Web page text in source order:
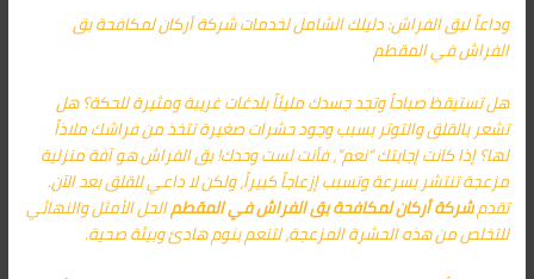
وداعاً لبق الفراش: دليلك الشامل لخدمات شركة أركان لمكافحة بق
الفراش في المقطم
هل تستيقظ صباحاً وتجد جسدك مليئاً بلدغات غريبة ومثيرة للحكة؟ هل
تشعر بالقلق والتوتر بسبب وجود حشرات صغيرة تتخذ من فراشك ملاذاً
لها؟ إذا كانت إجابتك “نعم”، فأنت لست وحدك!بق الفراشهو آفة منزلية
مزعجة تنتشر بسرعة وتسبب إزعاجاً كبيراً، ولكن لا داعي للقلق بعد الآن.
تقدمشركة أركان لمكافحة بق الفراش في المقطمالحل الأمثل والنهائي
للتخلص من هذه الحشرة المزعجة، لتنعم بنوم هادئ وبيئة صحية.